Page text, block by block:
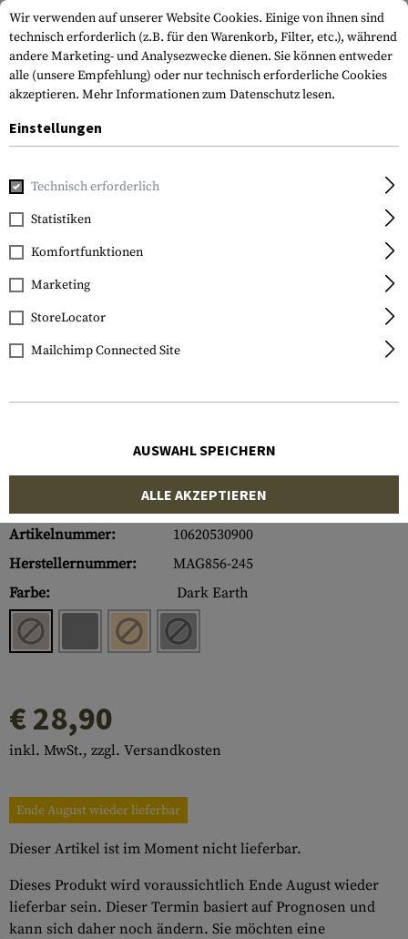
Home Ausrüstung
Magpul
Daka Pouch Small
Artikelnummer:
10620530900
Herstellernummer:
MAG856-245
Farbe:
Dark Earth
€ 28,90
inkl. MwSt., zzgl. Versandkosten
Ende August wieder lieferbar
Dieser Artikel ist im Moment nicht lieferbar.
Dieses Produkt wird voraussichtlich Ende August wieder
lieferbar sein. Dieser Termin basiert auf Prognosen und
kann sich daher noch ändern. Sie möchten eine
Wir verwenden auf unserer Website Cookies. Einige von ihnen sind
technisch erforderlich (z.B. für den Warenkorb, Filter, etc.), während
andere Marketing- und Analysezwecke dienen. Sie können entweder
alle (unsere Empfehlung) oder nur technisch erforderliche Cookies
akzeptieren. Mehr Informationen zum Datenschutz lesen.
Einstellungen
Technisch erforderlich
Statistiken
Komfortfunktionen
Marketing
StoreLocator
Mailchimp Connected Site
AUSWAHL SPEICHERN
ALLE AKZEPTIEREN